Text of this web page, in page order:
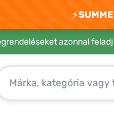
⚡
azonnal